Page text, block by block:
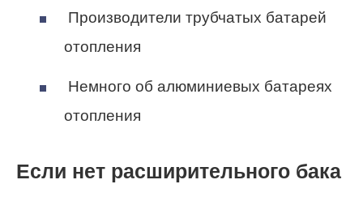
Производители трубчатых батарей
отопления
Немного об алюминиевых батареях
отопления
Если нет расширительного бака